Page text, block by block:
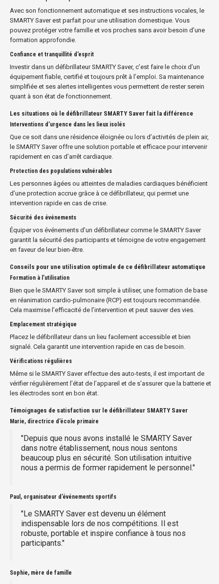
Avec son fonctionnement automatique et ses instructions vocales, le
SMARTY Saver est parfait pour une utilisation domestique. Vous
pouvez protéger votre famille et vos proches sans avoir besoin d’une
formation approfondie.
Confiance et tranquillité d’esprit
Investir dans un défibrillateur SMARTY Saver, c’est faire le choix d’un
équipement fiable, certifié et toujours prêt à l’emploi. Sa maintenance
simplifiée et ses alertes intelligentes vous permettent de rester serein
quant à son état de fonctionnement.
Les situations où le défibrillateur SMARTY Saver fait la différence
Interventions d’urgence dans les lieux isolés
Que ce soit dans une résidence éloignée ou lors d’activités de plein air,
le SMARTY Saver offre une solution portable et efficace pour intervenir
rapidement en cas d’arrêt cardiaque.
Protection des populations vulnérables
Les personnes âgées ou atteintes de maladies cardiaques bénéficient
d’une protection accrue grâce à ce défibrillateur, qui permet une
intervention rapide en cas de crise.
Sécurité des événements
Équiper vos événements d’un défibrillateur comme le SMARTY Saver
garantit la sécurité des participants et témoigne de votre engagement
en faveur de leur bien-être.
Conseils pour une utilisation optimale de ce défibrillateur automatique
Formation à l’utilisation
Bien que le SMARTY Saver soit simple à utiliser, une formation de base
en réanimation cardio-pulmonaire (RCP) est toujours recommandée.
Cela maximise l’efficacité de l’intervention et peut sauver des vies.
Emplacement stratégique
Placez le défibrillateur dans un lieu facilement accessible et bien
signalé. Cela garantit une intervention rapide en cas de besoin.
Vérifications régulières
Même si le SMARTY Saver effectue des auto-tests, il est important de
vérifier régulièrement l’état de l’appareil et de s’assurer que la batterie et
les électrodes sont en bon état.
Témoignages de satisfaction sur le défibrillateur SMARTY Saver
Marie, directrice d’école primaire
"Depuis que nous avons installé le SMARTY Saver
dans notre établissement, nous nous sentons
beaucoup plus en sécurité. Son utilisation intuitive
nous a permis de former rapidement le personnel."
Paul, organisateur d’événements sportifs
"Le SMARTY Saver est devenu un élément
indispensable lors de nos compétitions. Il est
robuste, portable et inspire confiance à tous nos
participants."
Sophie, mère de famille